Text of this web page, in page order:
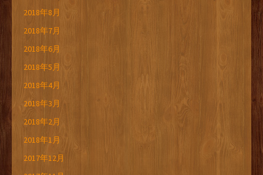
2018年8月
2018年7月
2018年6月
2018年5月
2018年4月
2018年3月
2018年2月
2018年1月
2017年12月